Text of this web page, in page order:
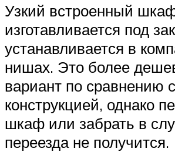
Узкий встроенный
изготавливается под
устанавливается в
нишах. Это более
вариант по сравнению
конструкцией, однако
шкаф или забрать в
переезда не получится.